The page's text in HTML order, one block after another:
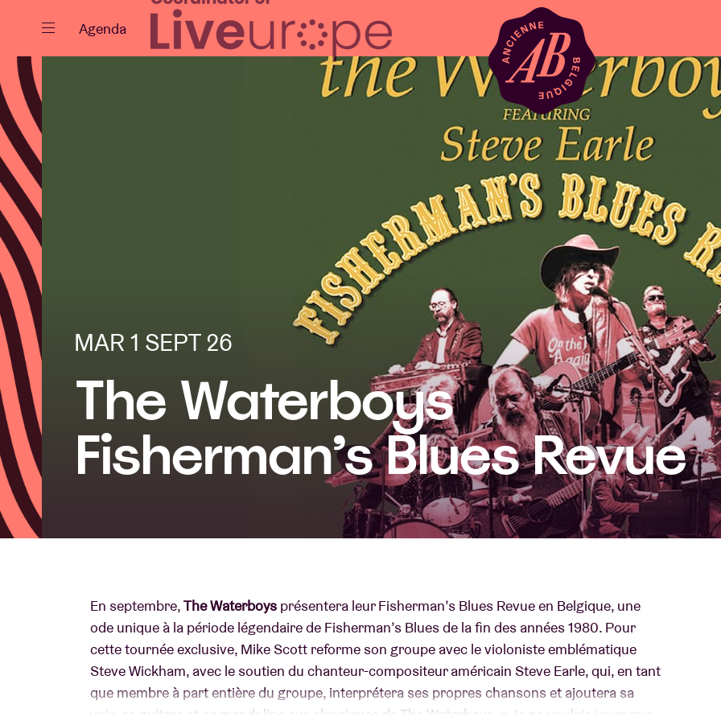
Fermer
Actualités
Infos visiteurs
AB ❤ you
Location de
BRDCST
ABtv
Chèque-concert
À propos de
Contact
Agenda
MAR 1 SEPT 26
The Waterboys
Fisherman’s Blues Revue
En septembre,The Waterboys présentera leur Fisherman’s Blues Revue en Belgique, une
ode unique à la période légendaire de Fisherman’s Blues de la fin des années 1980. Pour
cette tournée exclusive, Mike Scott reforme son groupe avec le violoniste emblématique
Steve Wickham, avec le soutien du chanteur-compositeur américain Steve Earle, qui, en tant
que membre à part entière du groupe, interprétera ses propres chansons et ajoutera sa
voix, sa guitare et sa mandoline aux classiques de The Waterboys. « Je ne voulais jouer que